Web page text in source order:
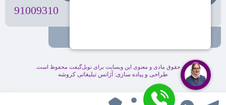
91009310
کلیه حقوق مادی و معنوی این وبسایت برای نوبل‌گیفت محفوظ است.
طراحی و پیاده سازی: آژانس تبلیغاتی کروشه